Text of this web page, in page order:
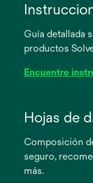
Guía detallada
productos
Encuentre
abre
pestaña
nueva
Hojas de
Composición
seguro,
más.